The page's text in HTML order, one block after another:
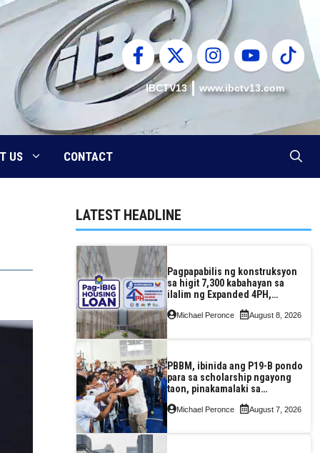
IBCTV13 www.ibctv13.com
US CONTACT
LATEST HEADLINE
Pagpapabilis ng konstruksyon
sa higit 7,300 kabahayan sa
ilalim ng Expanded 4PH,
ng Pag-IBIG at P.A. Alvarez
Michael Peronce August 8, 2026
PBBM, ibinida ang P19-B pondo
para sa scholarship ngayong
taon, pinakamalaki sa
Michael Peronce August 7, 2026